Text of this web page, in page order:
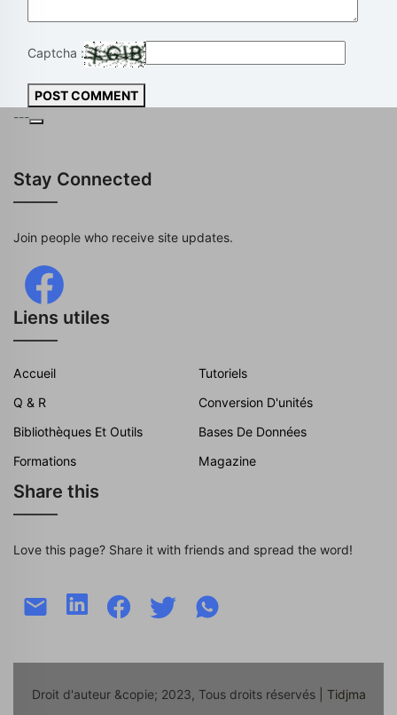
Captcha :
POST COMMENT
---
Stay Connected
Join people who receive site updates.
Liens utiles
Accueil
Tutoriels
Q & R
Conversion D'unités
Bibliothèques Et Outils
Bases De Données
Formations
Magazine
Share this
Love this page? Share it with friends and spread the word!
Droit d'auteur &copie; 2023, Tous droits réservés | Tidjma